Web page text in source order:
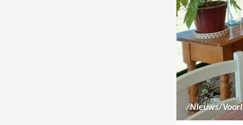
/Nieuws/